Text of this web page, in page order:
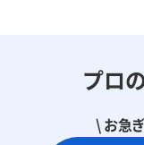
プロ
\ お急